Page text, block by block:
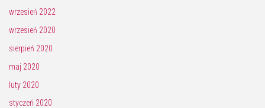
wrzesień 2022
wrzesień 2020
sierpień 2020
maj 2020
luty 2020
styczeń 2020